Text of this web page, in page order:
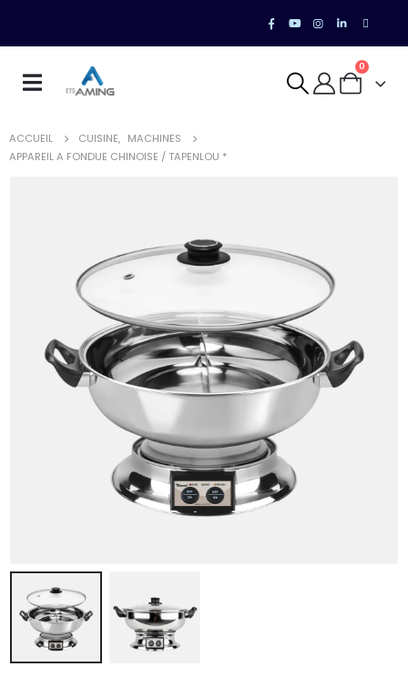
0
ACCUEIL CUISINE, MACHINES
APPAREIL A FONDUE CHINOISE / TAPENLOU *